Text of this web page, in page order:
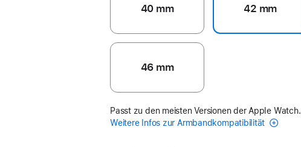
40 mm 42 mm
46 mm
Passt zu den meisten Versionen der Apple Watch.
Weitere Infos zur Armbandkompatibilität